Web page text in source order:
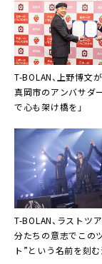
T-BOLAN、上野博文
真岡市のアンバサダ
で心も架け橋を」
T-BOLAN、ラストツ
分たちの意志でこの
ト”という名前を刻